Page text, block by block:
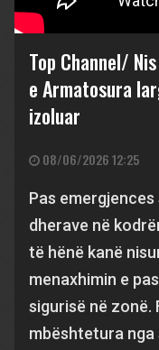
Top Channel/
e Armatosura
izoluar
08/06/2026 12:25
Pas
dherave në
të hënë kanë
menaxhimin e
sigurisë në
mbështetura